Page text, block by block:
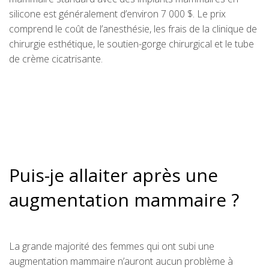
silicone est généralement d’environ 7 000 $. Le prix
comprend le coût de l’anesthésie, les frais de la clinique de
chirurgie esthétique, le soutien-gorge chirurgical et le tube
de crème cicatrisante.
Puis-je allaiter après une
augmentation mammaire ?
La grande majorité des femmes qui ont subi une
augmentation mammaire n’auront aucun problème à